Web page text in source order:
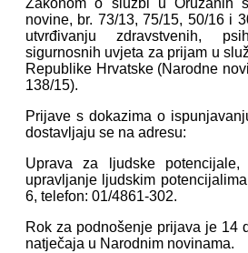
Zakonom o službi u Oružanih
novine, br. 73/13, 75/15, 50/16 i
utvrđivanju zdravstvenih,
sigurnosnih uvjeta za prijam u
Republike Hrvatske (Narodne
138/15).
Prijave s dokazima o
dostavljaju se na adresu:
Uprava za ljudske
upravljanje ljudskim
6, telefon: 01/4861-302.
Rok za podnošenje prijava je 14
natječaja u Narodnim novinama.